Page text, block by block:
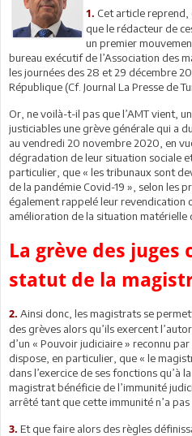
1. Cet article
que le rédacteur de
un premier
bureau exécutif de l’Association des
les journées des 28 et 29 décembre
République (Cf. Journal La Presse de
Or, ne voilà-t-il pas que l’AMT vient,
justiciables une grève générale qui a
au vendredi 20 novembre 2020, en
dégradation de leur situation sociale
particulier, que « les tribunaux sont
de la pandémie Covid-19 », selon les
également rappelé leur revendication
amélioration de la situation matérielle
La grève des juges
statut de la
2. Ainsi donc, les magistrats se
des grèves alors qu’ils exercent
d’un « Pouvoir judiciaire » reconnu
dispose, en particulier, que « le
dans l’exercice de ses fonctions qu’à
magistrat bénéficie de l’immunité
arrêté tant que cette immunité n’a
3. Et que faire alors des règles